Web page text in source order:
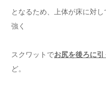
となるため、上体が床に対
強く
スクワットでお尻を後ろに引
ど。